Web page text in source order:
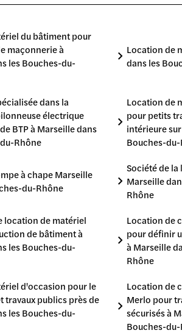
du bâtiment pour
maçonnerie à
les Bouches-du-
Location de
dans les
dans la
électrique
BTP à Marseille dans
Rhône
Location de
pour petits
intérieure
Bouches-
à chape Marseille
du-Rhône
Société de
Marseille
Rhône
location de matériel
de bâtiment à
les Bouches-du-
Location de
pour définir
à Marseille
Rhône
d'occasion pour le
travaux publics près de
les Bouches-du-
Location de
Merlo pour
sécurisés à
Bouches-